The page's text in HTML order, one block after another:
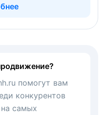
помогут вам
конкурентов
самых